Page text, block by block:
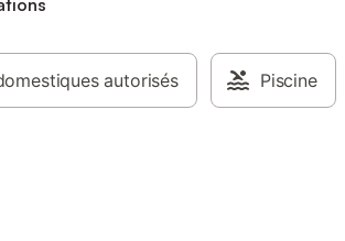
autorisés Piscine